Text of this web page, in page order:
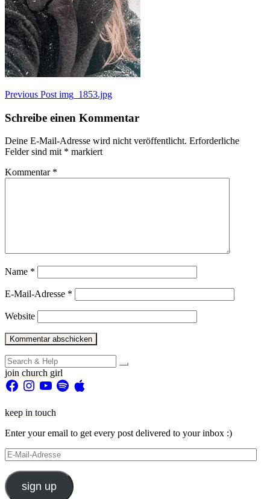
Beitragsnavigation
Previous Post img_1853.jpg
Schreibe einen Kommentar
Deine E-Mail-Adresse wird nicht veröffentlicht. Erforderliche
Felder sind mit * markiert
Kommentar *
Name *
E-Mail-Adresse *
Website
Search
for:
join church girl
FacebookInstagram
YouTubeSpotifyApple
keep in touch
Enter your email to get every post delivered to your inbox :)
E-
Mail-
Adresse
sign up